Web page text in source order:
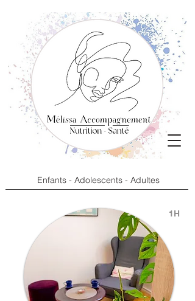
Enfants - Adolescents - Adultes
1H